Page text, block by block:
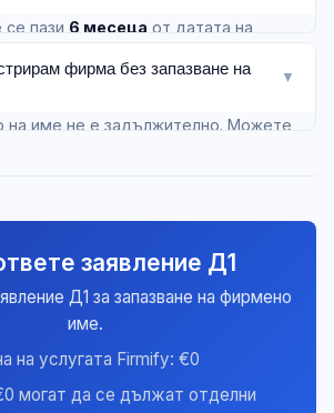
пази 6 месеца от датата на
фирма без запазване на
▼
на име не е задължително. Можете
заявление Д1
Д1 за запазване на фирмено
име.
на услугата Firmify: €0
могат да се дължат отделни